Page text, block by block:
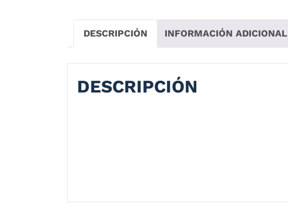
DESCRIPCIÓN INFORMACIÓN ADICIONAL
DESCRIPCIÓN